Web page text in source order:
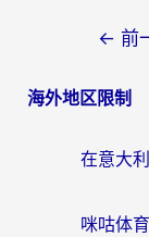
导
← 前
海外地区限制